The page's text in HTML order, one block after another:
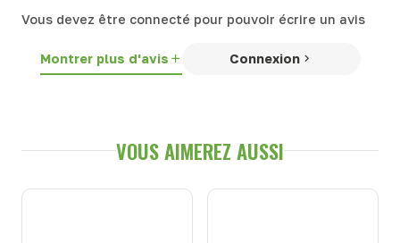
Vous devez être connecté pour pouvoir écrire un avis
Montrer plus d'avis Connexion
VOUS AIMEREZ AUSSI